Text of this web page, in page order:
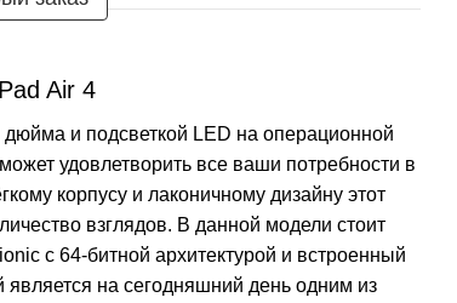
Air 4
и подсветкой LED на операционной
удовлетворить все ваши потребности в
корпусу и лаконичному дизайну этот
взглядов. В данной модели стоит
с 64‑битной архитектурой и встроенный
на сегодняшний день одним из